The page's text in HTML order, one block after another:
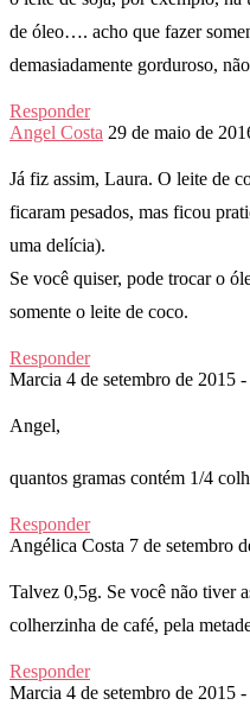
de óleo…. acho que fazer
demasiadamente gorduroso,
Responder
Angel Costa 29 de maio de
Já fiz assim, Laura. O leite de
ficaram pesados, mas ficou
uma delícia).
Se você quiser, pode trocar o
somente o leite de coco.
Responder
Marcia 4 de setembro de 2015 -
Angel,
quantos gramas contém 1/4
Responder
Angélica Costa 7 de setembro
Talvez 0,5g. Se você não tiver
colherzinha de café, pela
Responder
Marcia 4 de setembro de 2015